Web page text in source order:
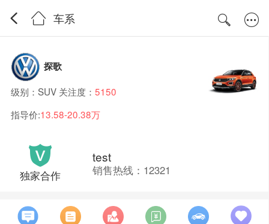
车系
探歌
级别：SUV 关注度： 5150
指导价:13.58-20.38万
独家合作
test
销售热线：12321